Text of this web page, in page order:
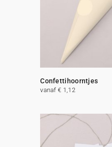
Confettihoorntjes
vanaf € 1,12